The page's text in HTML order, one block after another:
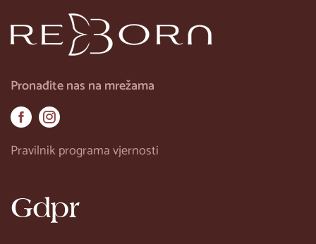
Pronađite nas na mrežama
Pravilnik programa vjernosti
Gdpr